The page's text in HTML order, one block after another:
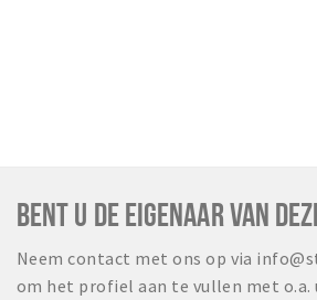
BENT U DE EIGENAAR VAN
Neem contact met ons op via
om het profiel aan te vullen met o.a.